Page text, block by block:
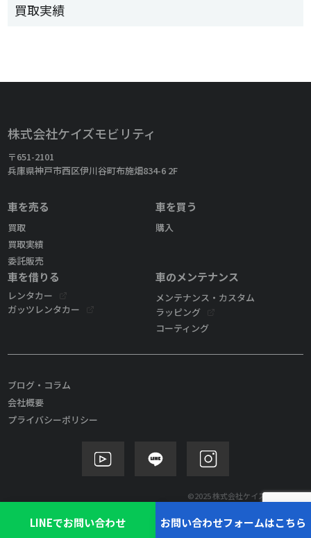
LINEでお問い合わせ お問い合わせフォームはこちら
買取実績
株式会社ケイズモビリティ
〒651-2101
兵庫県神戸市西区伊川谷町布施畑834-6 2F
車を売る
買取
買取実績
委託販売
車を買う
購入
車を借りる
レンタカー
ガッツレンタカー
車のメンテナンス
メンテナンス・カスタム
ラッピング
コーティング
ブログ・コラム
会社概要
プライバシーポリシー
©2025 株式会社ケイズモビリティ